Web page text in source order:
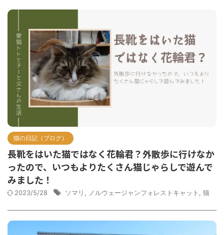
猫の日記（ブログ）
長靴をはいた猫ではなく花輪君？外散歩に行けなか
ったので、いつもよりたくさん猫じゃらしで遊んで
みました！
2023/5/28 ソマリ , ノルウェージャンフォレストキャット , 猫